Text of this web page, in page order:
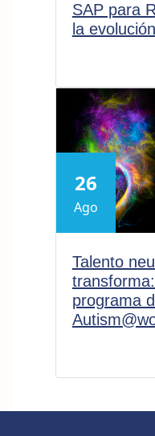
SAP para
la
26
Ago
Talento
programa